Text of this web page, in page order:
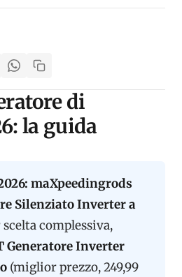
di
la guida
maXpeedingrods
Silenziato Inverter a
complessiva,
Generatore Inverter
(miglior prezzo, 249,99